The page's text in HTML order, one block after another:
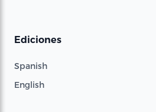
Ediciones
Spanish
English